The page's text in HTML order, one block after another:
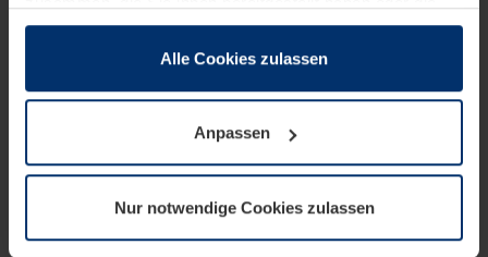
sie im Rahmen Ihrer Nutzung der Dienste gesammelt
wenn diese für den Betrieb dieser Seite unbedingt
notwendig sind. Für alle anderen Cookie-Typen benötigen
wir Ihre Erlaubnis. Ihre Einwilligung können Sie jederzeit
Datenschutzerklärungunserer Website ändern oder
widerrufen.
Alle Cookies zulassen
Anpassen
Nur notwendige Cookies zulassen